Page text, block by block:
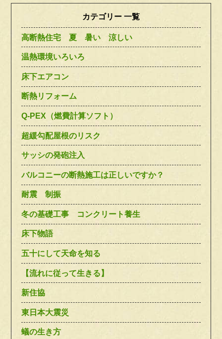
カテゴリー 一覧
高断熱住宅 夏 暑い 涼しい
温熱環境いろいろ
床下エアコン
断熱リフォーム
Q-PEX（燃費計算ソフト）
超緩勾配屋根のリスク
サッシの発砲注入
バルコニーの断熱施工は正しいですか？
耐震 制振
冬の基礎工事 コンクリート養生
床下物語
五十にして天命を知る
【流れに従って生きる】
新住協
東日本大震災
蟻の生き方